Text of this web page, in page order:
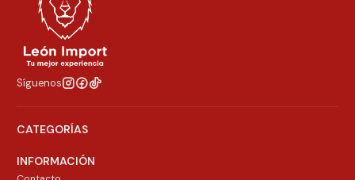
Síguenos
CATEGORÍAS
INFORMACIÓN